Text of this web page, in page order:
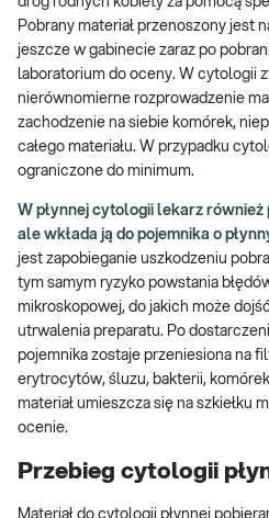
Pobrany materiał przenoszony jest
jeszcze w gabinecie zaraz po
laboratorium do oceny. W cytologii
nierównomierne rozprowadzenie
zachodzenie na siebie komórek,
całego materiału. W przypadku
ograniczone do minimum.
W płynnej cytologii lekarz
ale wkłada ją do pojemnika o
jest zapobieganie uszkodzeniu
tym samym ryzyko powstania
mikroskopowej, do jakich może
utrwalenia preparatu. Po
pojemnika zostaje przeniesiona na
erytrocytów, śluzu, bakterii,
materiał umieszcza się na szkiełku
ocenie.
Przebieg cytologii
Materiał do cytologii płynnej